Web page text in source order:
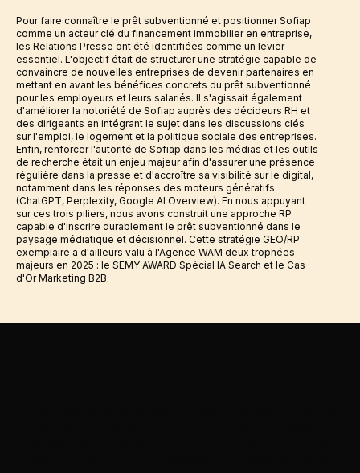
Pour faire connaître le prêt subventionné et positionner Sofiap
comme un acteur clé du financement immobilier en entreprise,
les Relations Presse ont été identifiées comme un levier
essentiel. L'objectif était de structurer une stratégie capable de
convaincre de nouvelles entreprises de devenir partenaires en
mettant en avant les bénéfices concrets du prêt subventionné
pour les employeurs et leurs salariés. Il s'agissait également
d'améliorer la notoriété de Sofiap auprès des décideurs RH et
des dirigeants en intégrant le sujet dans les discussions clés
sur l'emploi, le logement et la politique sociale des entreprises.
Enfin, renforcer l'autorité de Sofiap dans les médias et les outils
de recherche était un enjeu majeur afin d'assurer une présence
régulière dans la presse et d'accroître sa visibilité sur le digital,
notamment dans les réponses des moteurs génératifs
(ChatGPT, Perplexity, Google AI Overview). En nous appuyant
sur ces trois piliers, nous avons construit une approche RP
capable d'inscrire durablement le prêt subventionné dans le
paysage médiatique et décisionnel. Cette stratégie GEO/RP
exemplaire a d'ailleurs valu à l'Agence WAM deux trophées
majeurs en 2025 : le SEMY AWARD Spécial IA Search et le Cas
d'Or Marketing B2B.